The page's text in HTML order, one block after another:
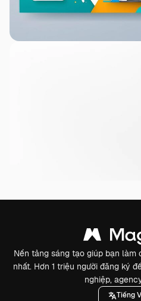
Nền tảng sáng tạo giúp bạn
nhất. Hơn 1 triệu người đăng ký
nghiệp,
Tiếng